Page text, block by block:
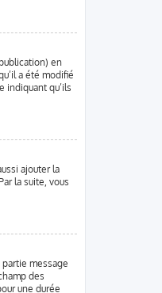
en
a été modifié
indiquant qu’ils
ajouter la
la suite, vous
message
des
une durée